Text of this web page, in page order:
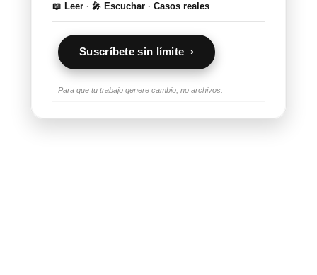
📖 Leer · 🎤 Escuchar · Casos reales
Suscríbete sin límite ›
Para que tu trabajo genere cambio, no archivos.